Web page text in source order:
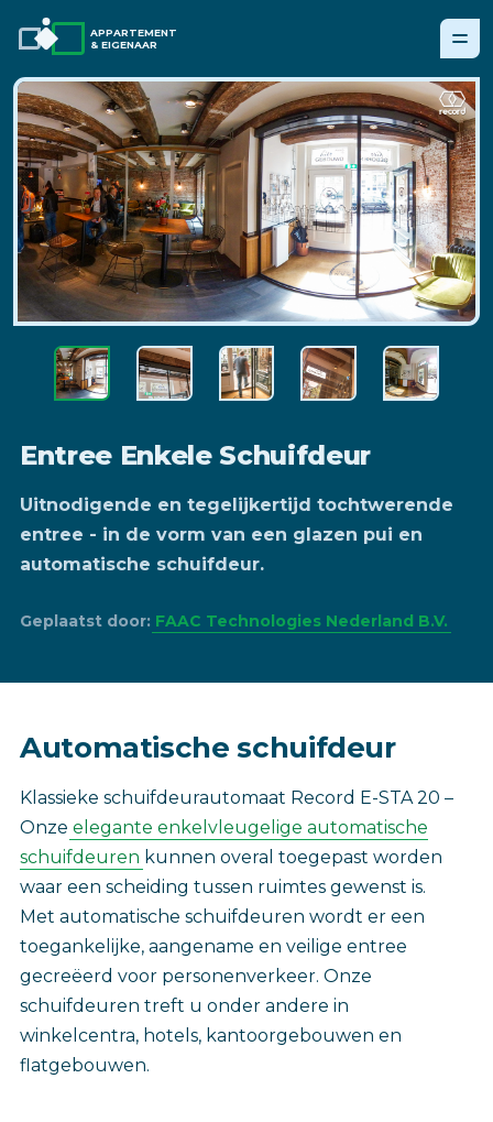
APPARTEMENT
& EIGENAAR
Entree Enkele Schuifdeur
Uitnodigende en tegelijkertijd tochtwerende
entree - in de vorm van een glazen pui en
automatische schuifdeur.
Geplaatst door: FAAC Technologies Nederland B.V.
Automatische schuifdeur
Klassieke schuifdeurautomaat Record E-STA 20 –
Onze elegante enkelvleugelige automatische
schuifdeuren kunnen overal toegepast worden
waar een scheiding tussen ruimtes gewenst is.
Met automatische schuifdeuren wordt er een
toegankelijke, aangename en veilige entree
gecreëerd voor personenverkeer. Onze
schuifdeuren treft u onder andere in
winkelcentra, hotels, kantoorgebouwen en
flatgebouwen.